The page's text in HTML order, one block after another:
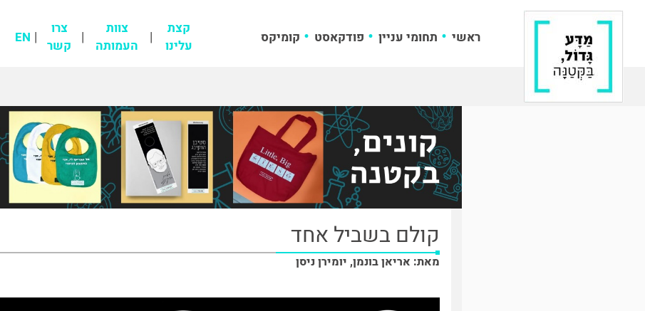
ראשי תחומי עניין פודקאסט קומיקס
קצת
עלינו
צוות
העמותה
צרו
קשר
EN
קולם בשביל אחד
מאת: אריאן בונמן, יומירן ניסן